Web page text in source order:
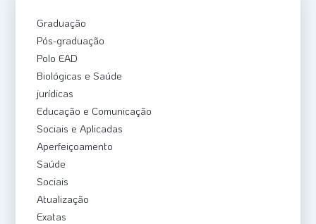
Graduação
Pós-graduação
Polo EAD
Biológicas e Saúde
jurídicas
Educação e Comunicação
Sociais e Aplicadas
Aperfeiçoamento
Saúde
Sociais
Atualização
Exatas